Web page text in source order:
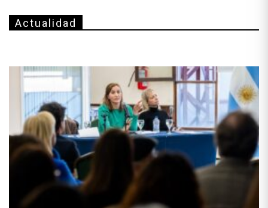
Actualidad